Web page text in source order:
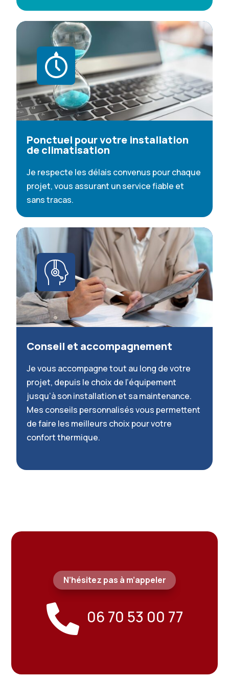
Ponctuel pour votre installation
de climatisation
Je respecte les délais convenus pour chaque
projet, vous assurant un service fiable et
sans tracas.
Conseil et accompagnement
Je vous accompagne tout au long de votre
projet, depuis le choix de l’équipement
jusqu’à son installation et sa maintenance.
Mes conseils personnalisés vous permettent
de faire les meilleurs choix pour votre
confort thermique.
N’hésitez pas à m’appeler
 06 70 53 00 77